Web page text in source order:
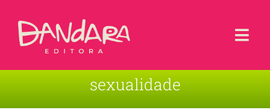
sexualidade